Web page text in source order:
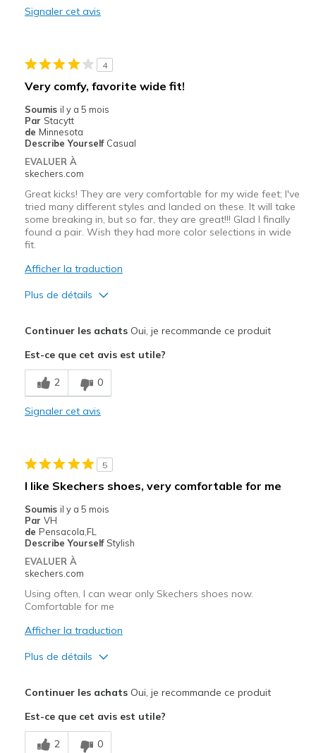
haven't worn long enough for full cons list
Les meilleures utilisations
Casual Wear
Width
Sizing
View On Shoes
Shoes are for Wearing
Signaler cet avis
4
Very comfy, favorite wide fit!
Soumis il y a 5 mois
Par Stacytt
de Minnesota
Describe Yourself Casual
EVALUER À
skechers.com
Great kicks! They are very comfortable for my wide feet; I've
tried many different styles and landed on these. It will take
some breaking in, but so far, they are great!!! Glad I finally
found a pair. Wish they had more color selections in wide
fit.
Afficher la traduction
Plus de détails
Comfortable
Durable
Feels true to size
View On Shoes
Continuer les achatsOui, je recommande ce produit
Est-ce que cet avis est utile?
2 0
Signaler cet avis
5
I like Skechers shoes, very comfortable for me
Soumis il y a 5 mois
Par VH
de Pensacola,FL
Describe Yourself Stylish
EVALUER À
skechers.com
Using often, I can wear only Skechers shoes now.
Comfortable for me
Afficher la traduction
Plus de détails
Comfortable
Continuer les achatsOui, je recommande ce produit
Est-ce que cet avis est utile?
2 0